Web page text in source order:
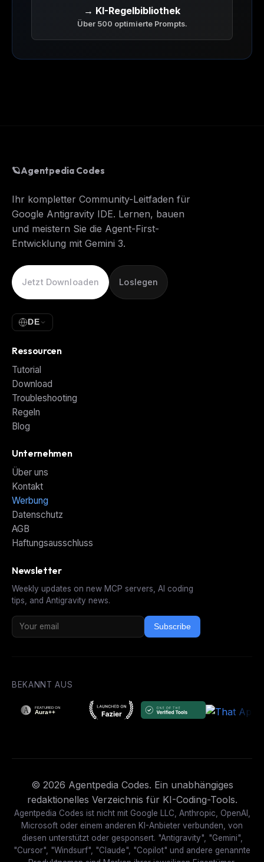
→ KI-Regelbibliothek
Über 500 optimierte Prompts.
🪐Agentpedia Codes
Ihr kompletter Community-Leitfaden für
Google Antigravity IDE. Lernen, bauen
und meistern Sie die Agent-First-
Entwicklung mit Gemini 3.
Jetzt Downloaden Loslegen
DE
Ressourcen
Tutorial
Download
Troubleshooting
Regeln
Blog
Unternehmen
Über uns
Kontakt
Werbung
Datenschutz
AGB
Haftungsausschluss
Newsletter
Weekly updates on new MCP servers, AI coding
tips, and Antigravity news.
Subscribe
BEKANNT AUS
© 2026 Agentpedia Codes. Ein unabhängiges
redaktionelles Verzeichnis für KI-Coding-Tools.
Agentpedia Codes ist nicht mit Google LLC, Anthropic, OpenAI,
Microsoft oder einem anderen KI-Anbieter verbunden, von
diesen unterstützt oder gesponsert. "Antigravity", "Gemini",
"Cursor", "Windsurf", "Claude", "Copilot" und andere genannte